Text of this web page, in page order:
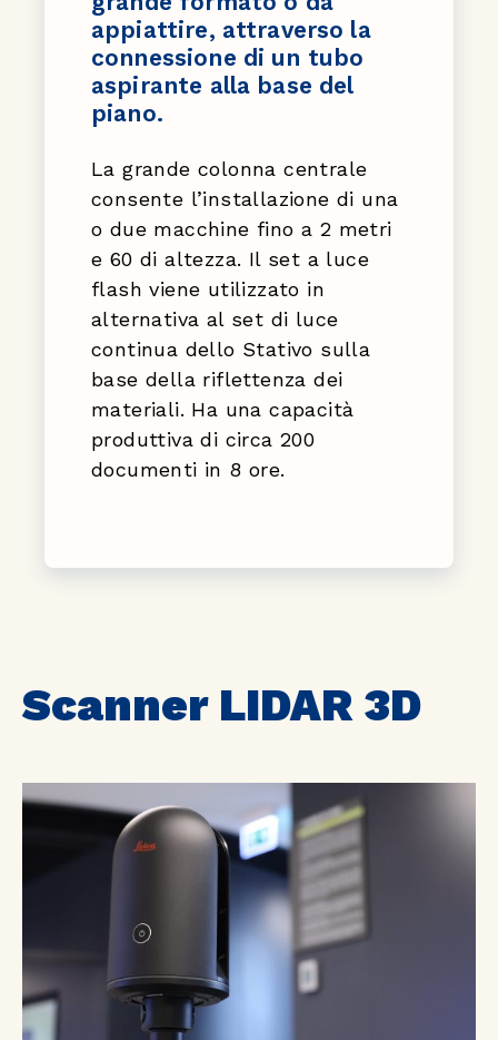
appiattire, attraverso la
connessione di un tubo
aspirante alla base del
piano.
La grande colonna centrale
consente l’installazione di una
o due macchine fino a 2 metri
e 60 di altezza. Il set a luce
flash viene utilizzato in
alternativa al set di luce
continua dello Stativo sulla
base della riflettenza dei
materiali. Ha una capacità
produttiva di circa 200
documenti in 8 ore.
Scanner LIDAR 3D